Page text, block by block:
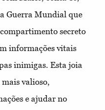
Guerra Mundial que
secreto
informações vitais
inimigas. Esta joia
valioso,
e ajudar no